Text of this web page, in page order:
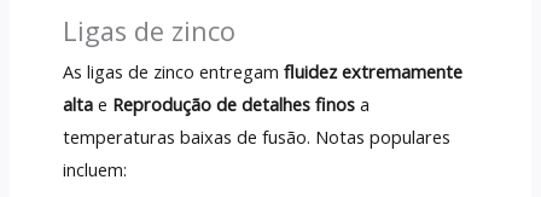
Ligas de zinco
As ligas de zinco entregam fluidez extremamente
altae Reprodução de detalhes finosa
temperaturas baixas de fusão. Notas populares
incluem: